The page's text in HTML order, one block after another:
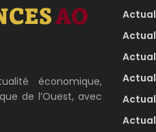
économique,
de l’Ouest, avec